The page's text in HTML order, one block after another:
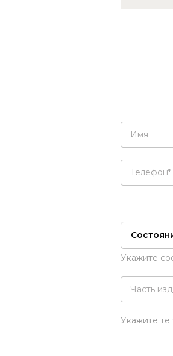
Укажите
Укажите те